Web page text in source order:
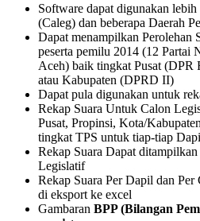
Software dapat digunakan
(Caleg) dan beberapa Daerah
Dapat menampilkan Perolehan
peserta pemilu 2014 (12 Partai
Aceh) baik tingkat Pusat
atau Kabupaten (DPRD II)
Dapat pula digunakan untuk
Rekap Suara Untuk Calon
Pusat, Propinsi, Kota/
tingkat TPS untuk tiap-tiap
Rekap Suara Dapat
Legislatif
Rekap Suara Per Dapil dan
di eksport ke excel
Gambaran BPP (Bilangan